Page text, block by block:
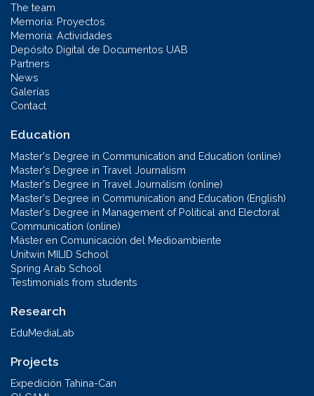
The team
Memoria: Proyectos
Memoria: Actividades
Depósito Digital de Documentos UAB
Partners
News
Galerías
Contact
Education
Master's Degree in Communication and Education (online)
Master's Degree in Travel Journalism
Master's Degree in Travel Journalism (online)
Master's Degree in Communication and Education (English)
Master's Degree in Management of Political and Electoral
Communication (online)
Máster en Comunicación del Medioambiente
Unitwin MILID School
Spring Arab School
Testimonials from students
Research
EduMediaLab
Projects
Expedición Tahina-Can